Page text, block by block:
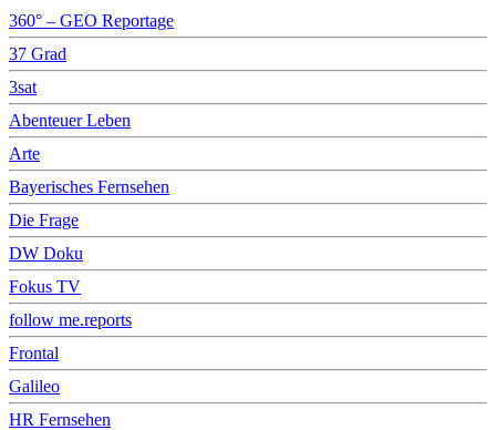
360° – GEO Reportage
37 Grad
3sat
Abenteuer Leben
Arte
Bayerisches Fernsehen
Die Frage
DW Doku
Fokus TV
follow me.reports
Frontal
Galileo
HR Fernsehen